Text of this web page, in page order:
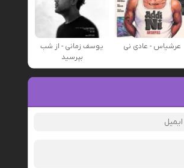
عرشیاس - عادی نی
یوسف زمانی - از شب
بپرسید